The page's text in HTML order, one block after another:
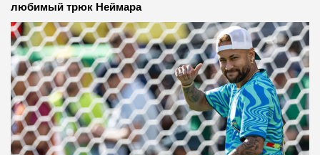
любимый трюк Неймара